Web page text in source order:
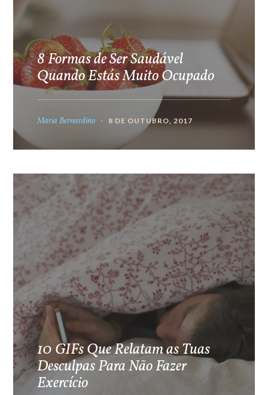
8 Formas de Ser Saudável
Quando Estás Muito Ocupado
Maria Bernardino 8 DE OUTUBRO, 2017
10 GIFs Que Relatam as Tuas
Desculpas Para Não Fazer
Exercício